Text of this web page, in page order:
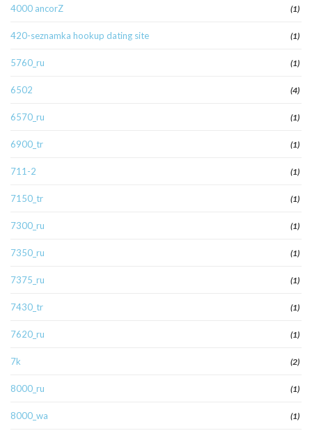
4000 ancorZ (1)
420-seznamka hookup dating site (1)
5760_ru (1)
6502 (4)
6570_ru (1)
6900_tr (1)
711-2 (1)
7150_tr (1)
7300_ru (1)
7350_ru (1)
7375_ru (1)
7430_tr (1)
7620_ru (1)
7k (2)
8000_ru (1)
8000_wa (1)